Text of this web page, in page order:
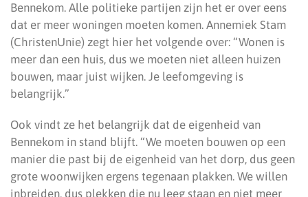
Bennekom. Alle politieke partijen zijn het er over eens
dat er meer woningen moeten komen. Annemiek Stam
(ChristenUnie) zegt hier het volgende over: “Wonen is
meer dan een huis, dus we moeten niet alleen huizen
bouwen, maar juist wijken. Je leefomgeving is
belangrijk.”
Ook vindt ze het belangrijk dat de eigenheid van
Bennekom in stand blijft. “We moeten bouwen op een
manier die past bij de eigenheid van het dorp, dus geen
grote woonwijken ergens tegenaan plakken. We willen
inbreiden, dus plekken die nu leeg staan en niet meer